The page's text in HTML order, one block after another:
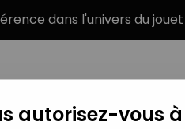
dans l'univers du
autorisez-vous